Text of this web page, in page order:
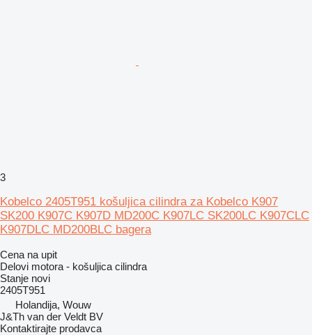
3
Kobelco 2405T951 košuljica cilindra za Kobelco K907
SK200 K907C K907D MD200C K907LC SK200LC K907CLC
K907DLC MD200BLC bagera
Cena na upit
Delovi motora - košuljica cilindra
Stanje novi
2405T951
Holandija, Wouw
J&Th van der Veldt BV
Kontaktirajte prodavca